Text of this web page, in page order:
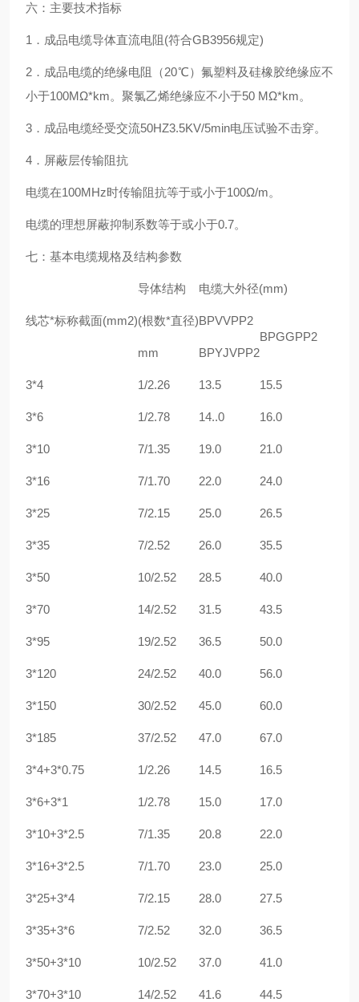
六：主要技术指标
1．成品电缆导体直流电阻(符合GB3956规定)
2．成品电缆的绝缘电阻（20℃）氟塑料及硅橡胶绝缘应不
小于100MΩ*km。聚氯乙烯绝缘应不小于50 MΩ*km。
3．成品电缆经受交流50HZ3.5KV/5min电压试验不击穿。
4．屏蔽层传输阻抗
电缆在100MHz时传输阻抗等于或小于100Ω/m。
电缆的理想屏蔽抑制系数等于或小于0.7。
七：基本电缆规格及结构参数
线芯*标称截面(mm2)
导体结构
(根数*直径)
mm
电缆大外径(mm)
BPVVPP2
BPYJVPP2
BPGGPP2
3*4 1/2.26 13.5 15.5
3*6 1/2.78 14..0 16.0
3*10 7/1.35 19.0 21.0
3*16 7/1.70 22.0 24.0
3*25 7/2.15 25.0 26.5
3*35 7/2.52 26.0 35.5
3*50 10/2.52 28.5 40.0
3*70 14/2.52 31.5 43.5
3*95 19/2.52 36.5 50.0
3*120 24/2.52 40.0 56.0
3*150 30/2.52 45.0 60.0
3*185 37/2.52 47.0 67.0
3*4+3*0.75 1/2.26 14.5 16.5
3*6+3*1 1/2.78 15.0 17.0
3*10+3*2.5 7/1.35 20.8 22.0
3*16+3*2.5 7/1.70 23.0 25.0
3*25+3*4 7/2.15 28.0 27.5
3*35+3*6 7/2.52 32.0 36.5
3*50+3*10 10/2.52 37.0 41.0
3*70+3*10 14/2.52 41.6 44.5